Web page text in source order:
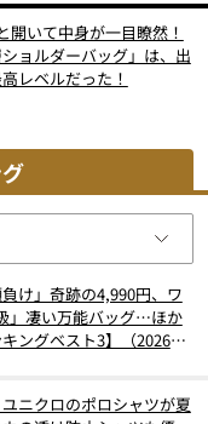
開いて中身が一目瞭然！
ョルダーバッグ」は、出
レベルだった！
け」奇跡の4,990円、ワ
」凄い万能バッグ…ほか
ングベスト3】（2026年
ニクロのポロシャツが夏